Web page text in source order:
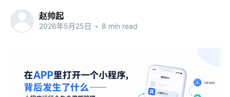
赵帅起
2026年5月25日 • 8 min read